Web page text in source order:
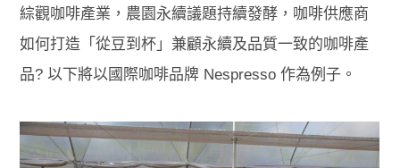
綜觀咖啡產業，農園永續議題持續發酵，咖啡供應商
如何打造「從豆到杯」兼顧永續及品質一致的咖啡產
品? 以下將以國際咖啡品牌 Nespresso 作為例子。